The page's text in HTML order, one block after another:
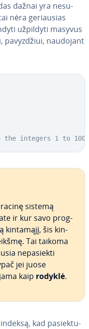
dažnai yra ne­su­
nėra ge­riau­sias
užpildyti masyvus
pa­vyz­džiui, naudojant
the integers 1 to 100.
sistemą
ir kur savo prog­
kintamąjį, šis kin­
Tai taikoma
ne­pa­siek­ti
jei juose
kaip rodyklė.
kad pa­siek­tu­